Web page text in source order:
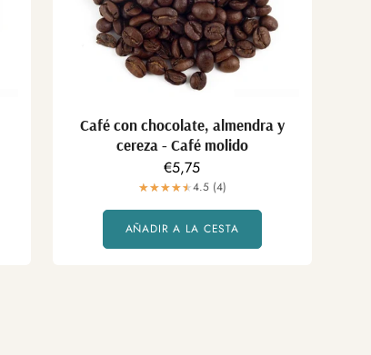
Café con chocolate, almendra y
cereza - Café molido
Precio
regular
€5,75
4.5 (4)
AÑADIR A LA CESTA